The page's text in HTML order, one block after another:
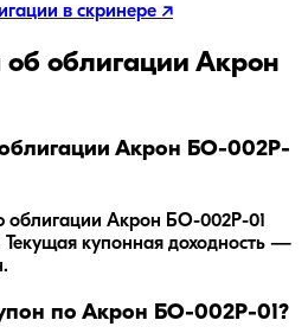
в скринере ↗
облигации Акрон
облигации Акрон БО-002P-
облигации Акрон БО-002P-01
Текущая купонная доходность —
по Акрон БО-002P-01?